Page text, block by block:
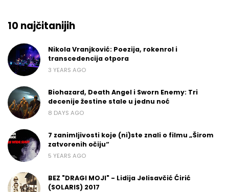
10 najčitanijih
Nikola Vranjković: Poezija, rokenrol i
transcedencija otpora
3 YEARS AGO
Biohazard, Death Angel i Sworn Enemy: Tri
decenije žestine stale u jednu noć
8 DAYS AGO
7 zanimljivosti koje (ni)ste znali o filmu „Širom
zatvorenih očiju“
5 YEARS AGO
BEZ "DRAGI MOJI" - Lidija Jelisavčić Ćirić
(SOLARIS) 2017